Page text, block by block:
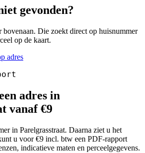
gevonden?
bovenaan. Die zoekt direct op huisnummer
op de kaart.
adres
adres in
vanaf €9
in Parelgrasstraat. Daarna ziet u het
u voor €9 incl. btw een PDF-rapport
indicatieve maten en perceelgegevens.